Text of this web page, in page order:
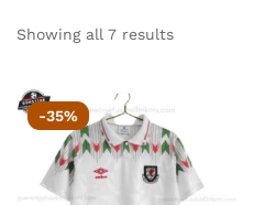
Showing all 7 results
-35%